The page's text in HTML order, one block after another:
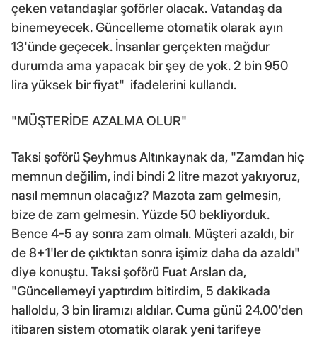
çeken vatandaşlar şoförler olacak. Vatandaş da
binemeyecek. Güncelleme otomatik olarak ayın
13'ünde geçecek. İnsanlar gerçekten mağdur
durumda ama yapacak bir şey de yok. 2 bin 950
lira yüksek bir fiyat" ifadelerini kullandı.
"MÜŞTERİDE AZALMA OLUR"
Taksi şoförü Şeyhmus Altınkaynak da, "Zamdan hiç
memnun değilim, indi bindi 2 litre mazot yakıyoruz,
nasıl memnun olacağız? Mazota zam gelmesin,
bize de zam gelmesin. Yüzde 50 bekliyorduk.
Bence 4-5 ay sonra zam olmalı. Müşteri azaldı, bir
de 8+1'ler de çıktıktan sonra işimiz daha da azaldı"
diye konuştu. Taksi şoförü Fuat Arslan da,
"Güncellemeyi yaptırdım bitirdim, 5 dakikada
halloldu, 3 bin liramızı aldılar. Cuma günü 24.00'den
itibaren sistem otomatik olarak yeni tarifeye